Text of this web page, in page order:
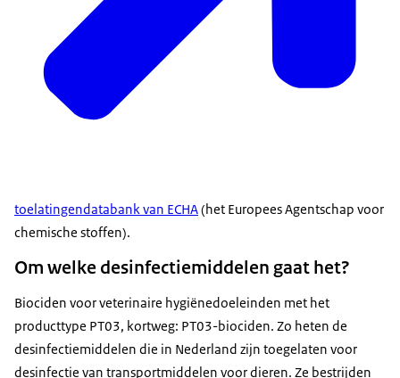
toelatingendatabank van ECHA(het Europees Agentschap voor
chemische stoffen).
Om welke desinfectiemiddelen gaat het?
Biociden voor veterinaire hygiënedoeleinden met het
producttype PT03, kortweg: PT03-biociden. Zo heten de
desinfectiemiddelen die in Nederland zijn toegelaten voor
desinfectie van transportmiddelen voor dieren. Ze bestrijden